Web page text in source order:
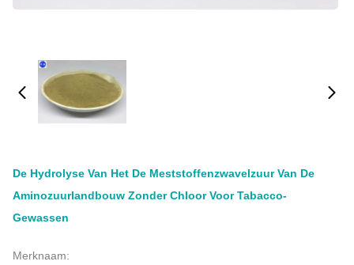
De Hydrolyse Van Het De Meststoffenzwavelzuur Van De
Aminozuurlandbouw Zonder Chloor Voor Tabacco-
Gewassen
Merknaam: